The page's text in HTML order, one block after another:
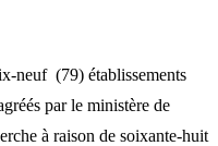
neuf (79) établissements
par le ministère de
à raison de soixante-huit